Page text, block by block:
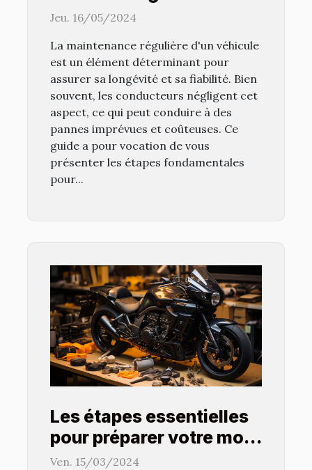
votre véhicule et éviter
Jeu. 16/05/2024
La maintenance régulière d'un véhicule
est un élément déterminant pour
assurer sa longévité et sa fiabilité. Bien
souvent, les conducteurs négligent cet
aspect, ce qui peut conduire à des
pannes imprévues et coûteuses. Ce
guide a pour vocation de vous
présenter les étapes fondamentales
pour...
Les étapes essentielles
pour préparer votre moto
avant une longue balade
Ven. 15/03/2024